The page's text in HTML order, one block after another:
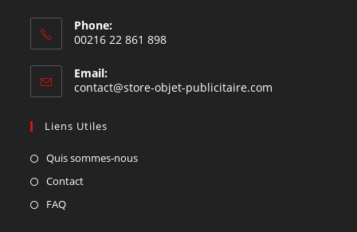
Phone:
00216 22 861 898
Email:
contact@store-objet-publicitaire.com
Liens Utiles
Quis sommes-nous
Contact
FAQ